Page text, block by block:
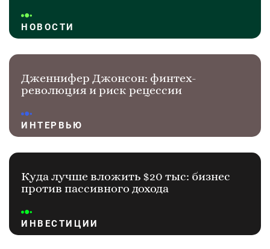
НОВОСТИ
Дженнифер Джонсон: финтех-
революция и риск рецессии
ИНТЕРВЬЮ
Куда лучше вложить $20 тыс: бизнес
против пассивного дохода
ИНВЕСТИЦИИ